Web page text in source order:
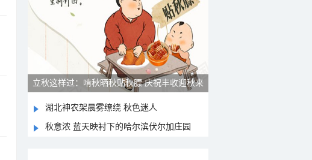
立秋这样过：啃秋晒秋贴秋膘 庆祝丰收迎秋来
湖北神农架晨雾缭绕 秋色迷人
秋意浓 蓝天映衬下的哈尔滨伏尔加庄园